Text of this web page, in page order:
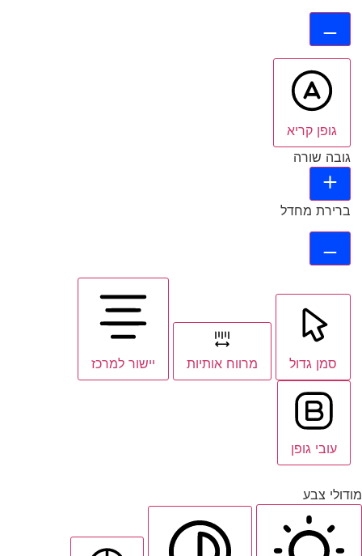
גופן קריא
גובה שורה
ברירת מחדל
סמן גדול מרווח אותיות יישור למרכז
עובי גופן
מודולי צבע